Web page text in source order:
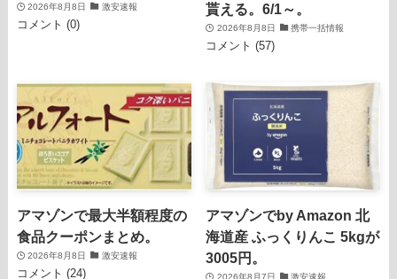
2026年8月8日 激安速報
コメント (0)
貰える。6/1～。
2026年8月8日 携帯一括情報
コメント (57)
アマゾンで最大半額程度の
食品クーポンまとめ。
2026年8月8日 激安速報
コメント (24)
アマゾンでby Amazon 北
海道産 ふっくりんこ 5kgが
3005円。
2026年8月7日 激安速報